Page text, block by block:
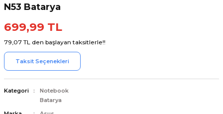
N53 Batarya
699,99 TL
79,07 TL den başlayan taksitlerle!!
Taksit Seçenekleri
Kategori
Notebook
Batarya